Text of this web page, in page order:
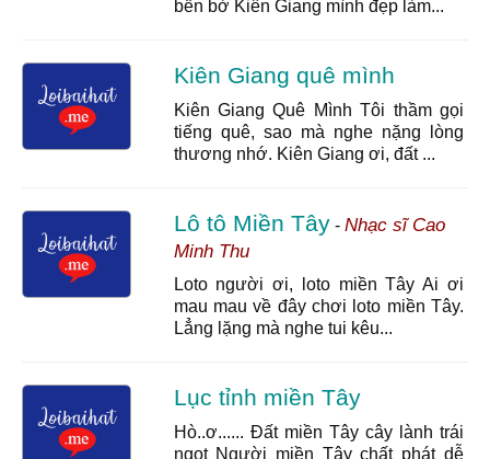
bến bờ Kiên Giang mình đẹp làm...
Kiên Giang quê mình
Kiên Giang Quê Mình Tôi thầm gọi
tiếng quê, sao mà nghe nặng lòng
thương nhớ. Kiên Giang ơi, đất ...
Lô tô Miền Tây- Nhạc sĩ Cao
Minh Thu
Loto người ơi, loto miền Tây Ai ơi
mau mau về đây chơi loto miền Tây.
Lẳng lặng mà nghe tui kêu...
Lục tỉnh miền Tây
Hò..ơ...... Đất miền Tây cây lành trái
ngọt Người miền Tây chất phát dễ